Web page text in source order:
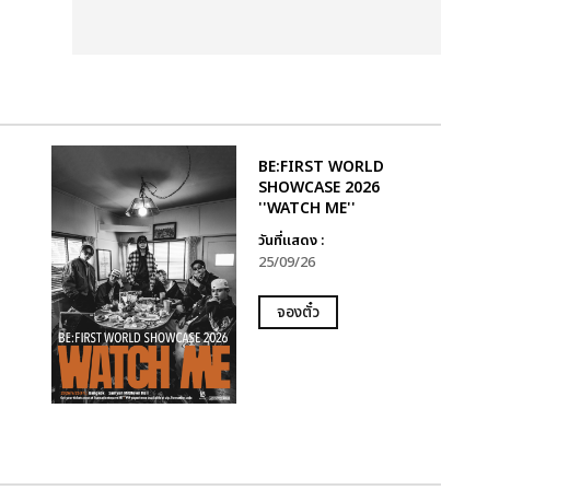
BE:FIRST WORLD
SHOWCASE 2026
''WATCH ME''
วันที่แสดง :
25/09/26
จองตั๋ว